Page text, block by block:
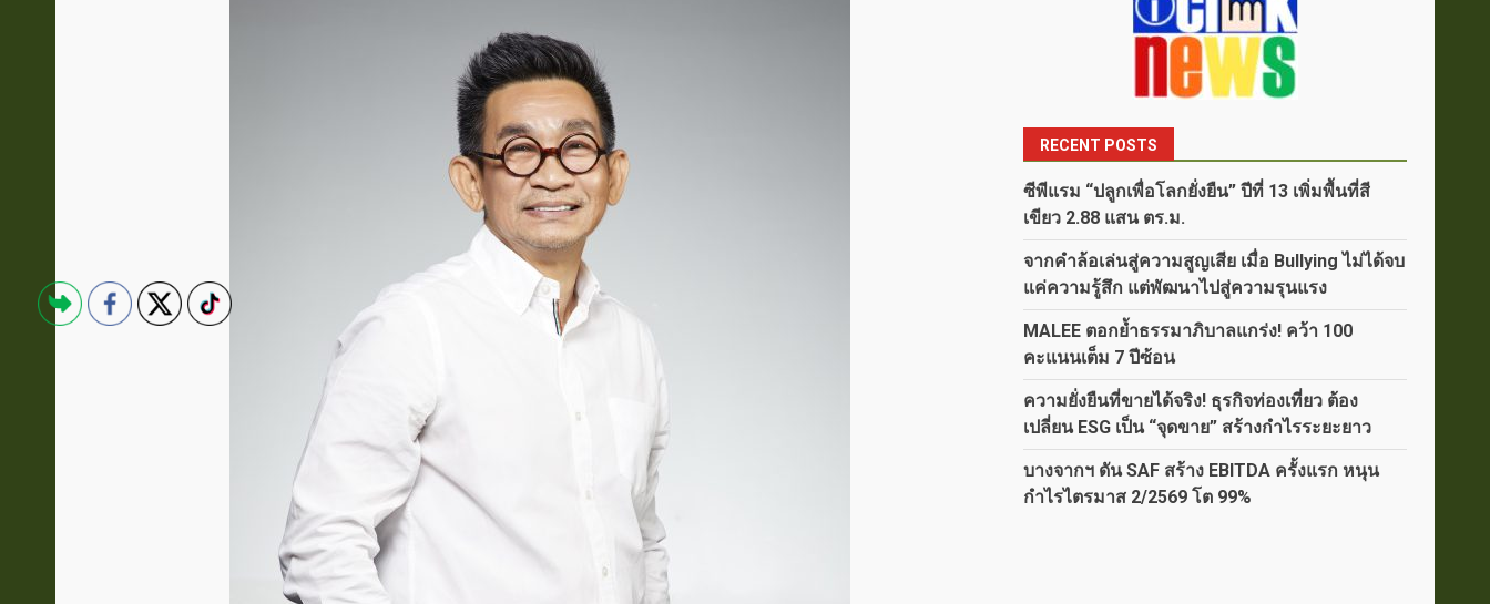
RECENT POSTS
ซีพีแรม “ปลูกเพื่อโลกยั่งยืน” ปีที่ 13 เพิ่มพื้นที่สี
เขียว 2.88 แสน ตร.ม.
จากคำล้อเล่นสู่ความสูญเสีย เมื่อ Bullying ไม่ได้จบ
แค่ความรู้สึก แต่พัฒนาไปสู่ความรุนแรง
MALEE ตอกย้ำธรรมาภิบาลแกร่ง! คว้า 100
คะแนนเต็ม 7 ปีซ้อน
ความยั่งยืนที่ขายได้จริง! ธุรกิจท่องเที่ยว ต้อง
เปลี่ยน ESG เป็น “จุดขาย” สร้างกำไรระยะยาว
บางจากฯ ดัน SAF สร้าง EBITDA ครั้งแรก หนุน
กำไรไตรมาส 2/2569 โต 99%